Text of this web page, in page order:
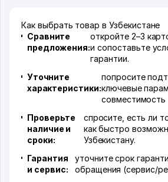
Как выбрать товар в Узбекистане
Сравните
предложения:
откройте 2–3
и сопоставьте
гарантии.
Уточните
характеристики:
попросите
ключевые
совместимость
Проверьте
наличие и
сроки:
спросите, есть ли
как быстро
Узбекистану.
Гарантия
и сервис:
уточните срок
обращения (сервис/